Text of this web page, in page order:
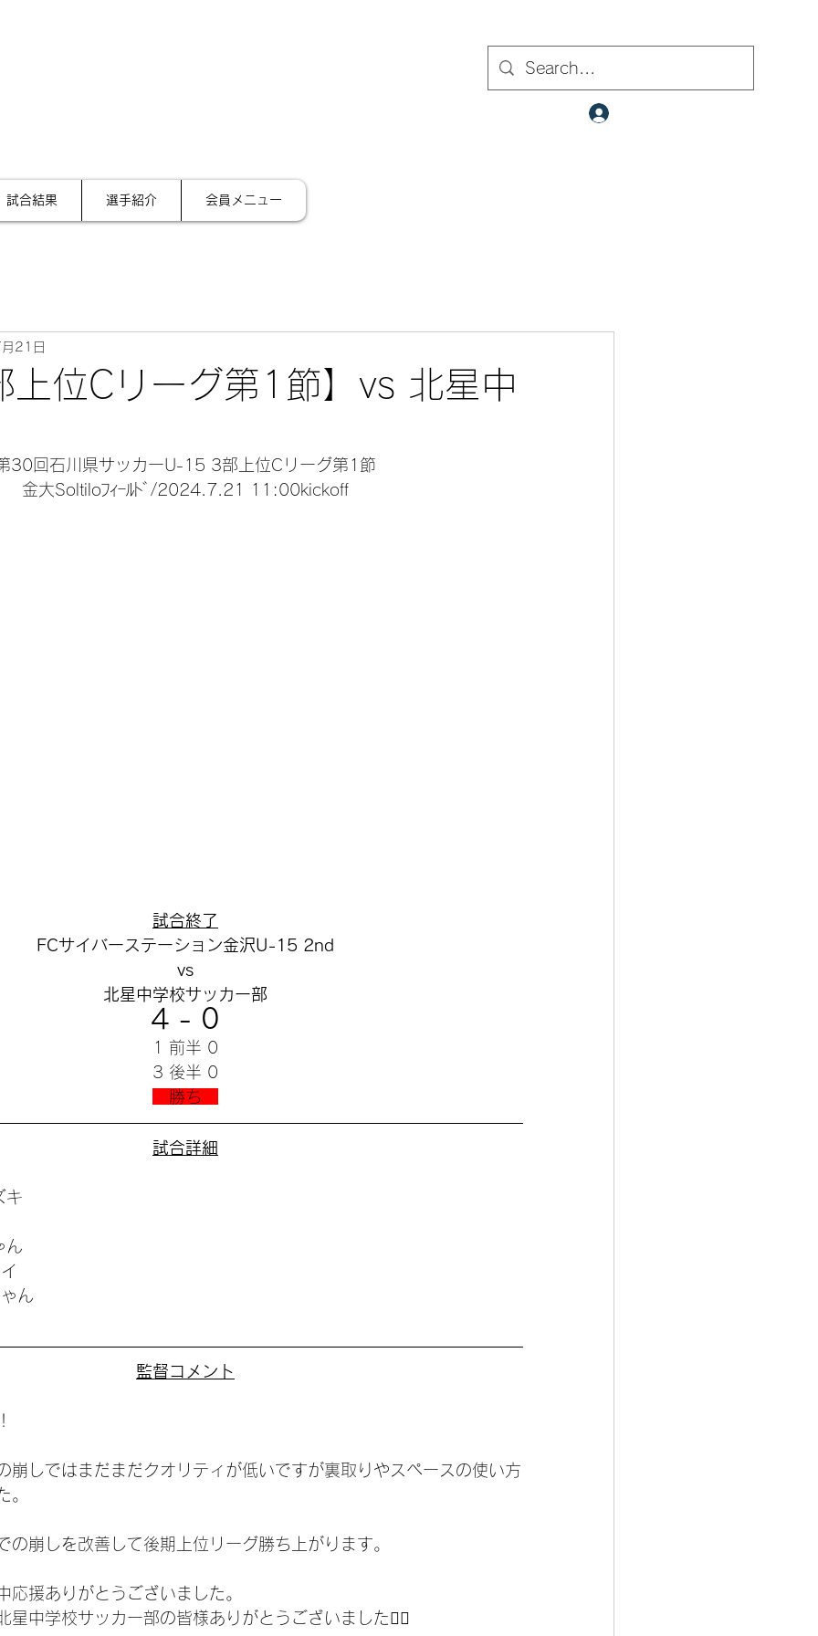
試合結果 選手紹介 会員メニュー
位Cリーグ第1節】vs 北星中
21日
30回石川県サッカーU-15 3部上位Cリーグ第1節
金大Soltiloﾌｨｰﾙﾄﾞ/2024.7.21 11:00kickoff
試合終了
FCサイバーステーション金沢U-15 2nd
vs
北星中学校サッカー部
4 - 0
1 前半 0
3 後半 0
勝ち
試合詳細
キ
ん
ん
監督コメント
崩しではまだまだクオリティが低いですが裏取りやスペースの使い方
。
の崩しを改善して後期上位リーグ勝ち上がります。
応援ありがとうございました。
星中学校サッカー部の皆様ありがとうございました🙇‍♂️